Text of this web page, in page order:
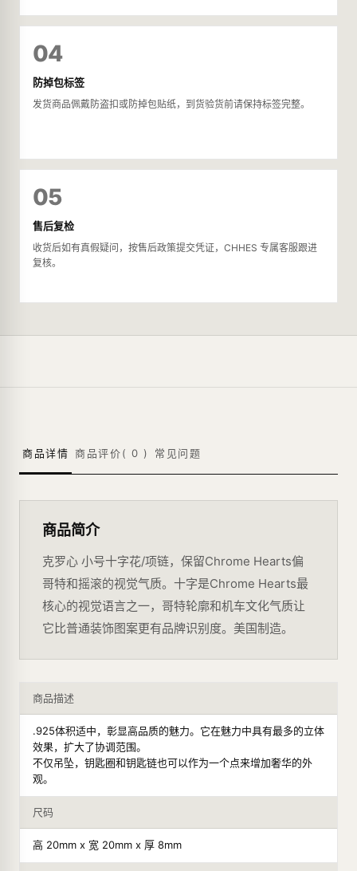
04
防掉包标签
发货商品佩戴防盗扣或防掉包贴纸，到货验货前请保持标签完整。
05
售后复检
收货后如有真假疑问，按售后政策提交凭证，CHHES 专属客服跟进
复核。
商品详情 商品评价( 0 ) 常见问题
商品简介
克罗心 小号十字花/项链，保留Chrome Hearts偏
哥特和摇滚的视觉气质。十字是Chrome Hearts最
核心的视觉语言之一，哥特轮廓和机车文化气质让
它比普通装饰图案更有品牌识别度。美国制造。
商品描述
.925体积适中，彰显高品质的魅力。它在魅力中具有最多的立体
效果，扩大了协调范围。
不仅吊坠，钥匙圈和钥匙链也可以作为一个点来增加奢华的外
观。
尺码
高 20mm x 宽 20mm x 厚 8mm